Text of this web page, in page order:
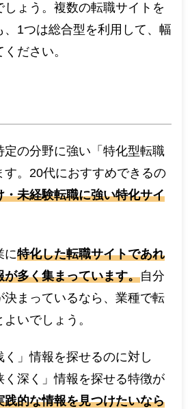
ょう。複数の転職サイトを
、1つは総合型を利用して、幅
ださい。
定の分野に強い「特化型転職
す。20代におすすめできるの
・未経験転職に強い特化サイ
に特化した転職サイトであれ
が多く集まっています。自分
決まっているなら、業種で転
いでしょう。
」情報を探せるのに対し
く深く」情報を探せる特徴が
践的な情報を見つけたいなら